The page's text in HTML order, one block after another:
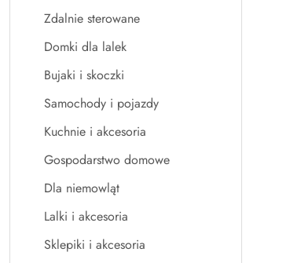
Zdalnie sterowane
Domki dla lalek
Bujaki i skoczki
Samochody i pojazdy
Kuchnie i akcesoria
Gospodarstwo domowe
Dla niemowląt
Lalki i akcesoria
Sklepiki i akcesoria